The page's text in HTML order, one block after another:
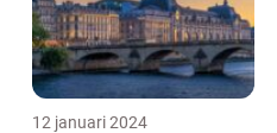
12 januari 2024